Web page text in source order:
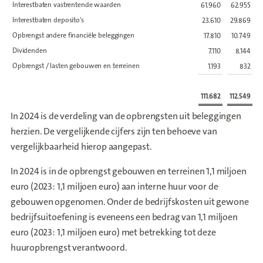
Interestbaten vastrentende waarden 61.960
62.955
Interestbaten deposito's
23.610
29.869
Opbrengst andere financiële beleggingen
17.810
10.749
Dividenden
7.110
8.144
Opbrengst / lasten gebouwen en terreinen
1.193 832
111.682 112.549
In 2024 is de verdeling van de opbrengsten uit beleggingen
herzien. De vergelijkende cijfers zijn ten behoeve van
vergelijkbaarheid hierop aangepast.
In 2024 is in de opbrengst gebouwen en terreinen 1,1 miljoen
euro (2023: 1,1 miljoen euro) aan interne huur voor de
gebouwen opgenomen. Onder de bedrijfskosten uit gewone
bedrijfsuitoefening is eveneens een bedrag van 1,1 miljoen
euro (2023: 1,1 miljoen euro) met betrekking tot deze
huuropbrengst verantwoord.